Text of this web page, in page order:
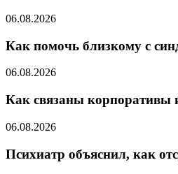
06.08.2026
Как помочь близкому с
06.08.2026
Как связаны корпоративы
06.08.2026
Психиатр объяснил, как